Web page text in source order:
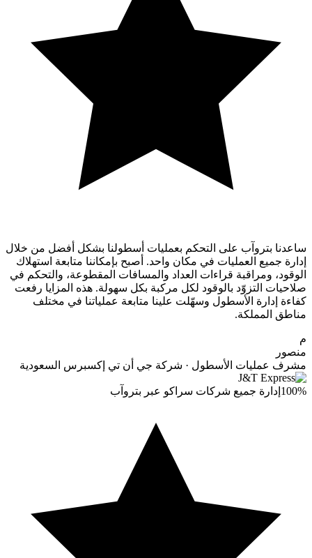
ساعدنا بتروآب على التحكم بعمليات أسطولنا بشكل أفضل من خلال
إدارة جميع العمليات في مكان واحد. أصبح بإمكاننا متابعة استهلاك
الوقود، ومراقبة قراءات العداد والمسافات المقطوعة، والتحكم في
صلاحيات التزوّد بالوقود لكل مركبة بكل سهولة. هذه المزايا رفعت
كفاءة إدارة الأسطول وسهّلت علينا متابعة عملياتنا في مختلف
مناطق المملكة.
م
منصور
مشرف عمليات الأسطول · شركة جي أن تي إكسبرس السعودية
100% إدارة جميع شركات سراكو عبر بتروآب